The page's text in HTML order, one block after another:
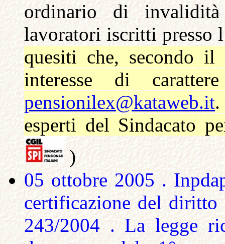
ordinario di
lavoratori iscritti presso
quesiti che, secondo il
interesse di
pensionilex@kataweb.it
esperti del Sindacato
)
05 ottobre 2005 .
certificazione del diritto
243/2004 . La legge